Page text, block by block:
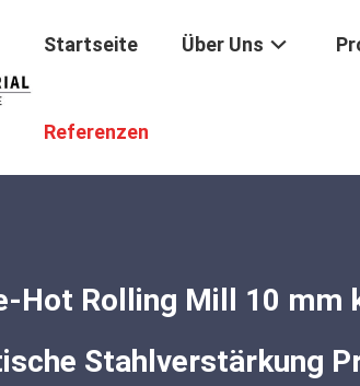
Startseite Über Uns
Referenzen
Hot Rolling Mill 10 mm
Stahlverstärkung